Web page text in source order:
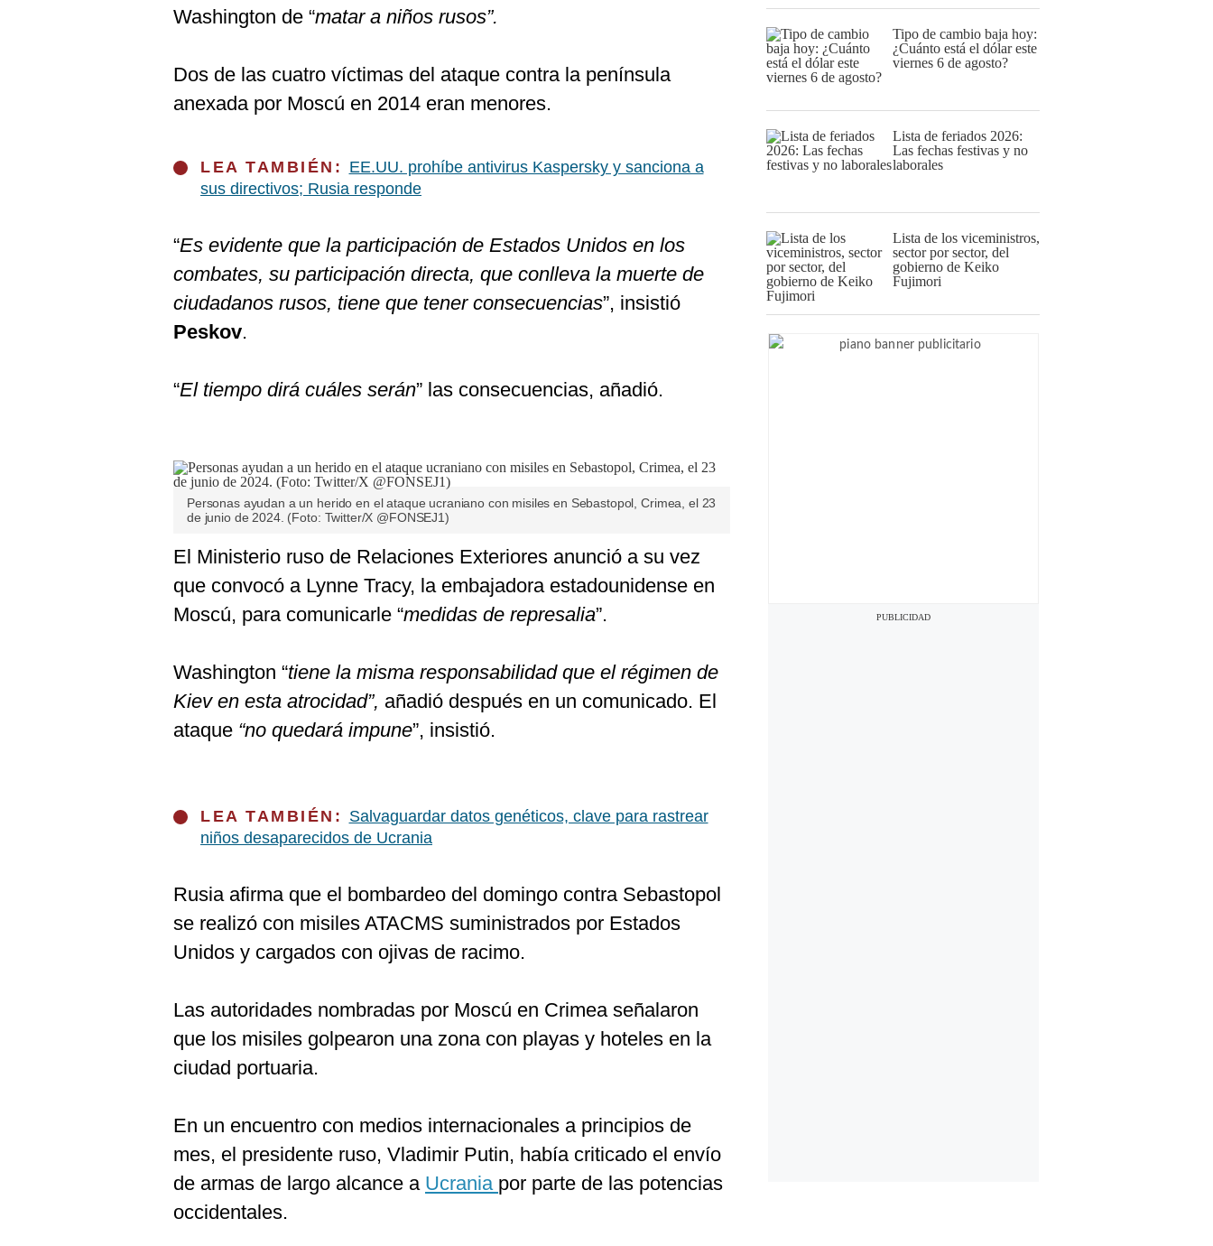
Washington de “matar a niños rusos”.
Dos de las cuatro víctimas del ataque contra la península
anexada por Moscú en 2014 eran menores.
LEA TAMBIÉN: EE.UU. prohíbe antivirus Kaspersky y sanciona a
sus directivos; Rusia responde
“Es evidente que la participación de Estados Unidos en los
combates, su participación directa, que conlleva la muerte de
ciudadanos rusos, tiene que tener consecuencias”, insistió
Peskov.
“El tiempo dirá cuáles serán” las consecuencias, añadió.
Personas ayudan a un herido en el ataque ucraniano con misiles en Sebastopol, Crimea, el 23
de junio de 2024. (Foto: Twitter/X @FONSEJ1)
El Ministerio ruso de Relaciones Exteriores anunció a su vez
que convocó a Lynne Tracy, la embajadora estadounidense en
Moscú, para comunicarle “medidas de represalia”.
Washington “tiene la misma responsabilidad que el régimen de
Kiev en esta atrocidad”, añadió después en un comunicado. El
ataque “no quedará impune”, insistió.
LEA TAMBIÉN: Salvaguardar datos genéticos, clave para rastrear
niños desaparecidos de Ucrania
Rusia afirma que el bombardeo del domingo contra Sebastopol
se realizó con misiles ATACMS suministrados por Estados
Unidos y cargados con ojivas de racimo.
Las autoridades nombradas por Moscú en Crimea señalaron
que los misiles golpearon una zona con playas y hoteles en la
ciudad portuaria.
En un encuentro con medios internacionales a principios de
mes, el presidente ruso, Vladimir Putin, había criticado el envío
de armas de largo alcance a Ucrania por parte de las potencias
occidentales.
Tipo de cambio baja hoy:
¿Cuánto está el dólar este
viernes 6 de agosto?
Lista de feriados 2026:
Las fechas festivas y no
laborales
Lista de los viceministros,
sector por sector, del
gobierno de Keiko
Fujimori